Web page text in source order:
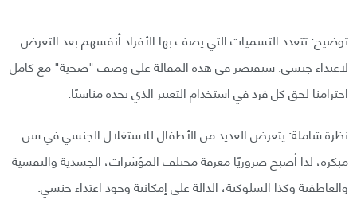
توضيح: تتعدد التسميات التي يصف بها الأفراد أنفسهم بعد التعرض
لاعتداء جنسي. سنقتصر في هذه المقالة على وصف "ضحية" مع كامل
احترامنا لحق كل فرد في استخدام التعبير الذي يجده مناسبًا.
نظرة شاملة: يتعرض العديد من الأطفال للاستغلال الجنسي في سن
مبكرة، لذا أصبح ضروريًا معرفة مختلف المؤشرات، الجسدية والنفسية
والعاطفية وكذا السلوكية، الدالة على إمكانية وجود اعتداء جنسي.